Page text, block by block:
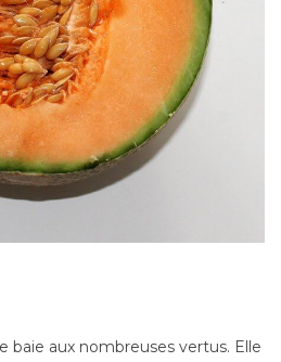
baie aux nombreuses vertus. Elle